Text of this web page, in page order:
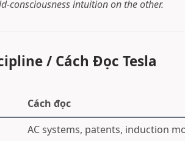
consciousness intuition on the other.
/ Cách Đọc Tesla
Cách đọc
AC systems, patents, induction